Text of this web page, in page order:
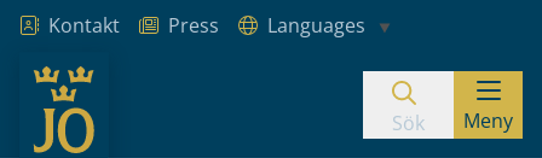
Hoppa till innehåll
Kontakt Press
Languages
JO – Riksdagens Ombudsmän
Sök Meny